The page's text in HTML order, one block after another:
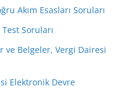
Akım Esasları Soruları
Soruları
ve Belgeler, Vergi Dairesi
Elektronik Devre